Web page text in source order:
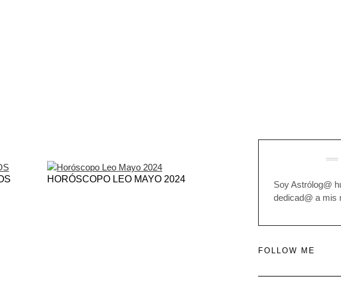
HORÓSCOPO LEO MAYO 2024
Soy Astrólog@
dedicad@ a mis
FOLLOW ME